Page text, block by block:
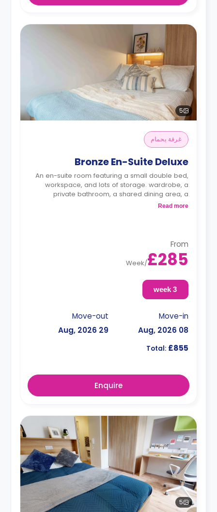
5
غرفة بحمام
Bronze En-Suite Deluxe
An en-suite room featuring a small double bed,
workspace, and lots of storage. wardrobe, a
private bathroom, a shared dining area, a
shared lounge area, and a shared kitchen.
Read more
From
£285
/
Week
3 week
Move-in
08 Aug, 2026
Move-out
29 Aug, 2026
Total: £855
Enquire
5